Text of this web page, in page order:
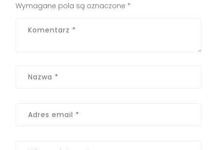
Wymagane pola są oznaczone *